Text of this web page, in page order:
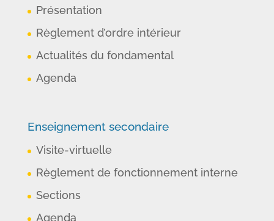
Présentation
Règlement d’ordre intérieur
Actualités du fondamental
Agenda
Enseignement secondaire
Visite-virtuelle
Règlement de fonctionnement interne
Sections
Agenda